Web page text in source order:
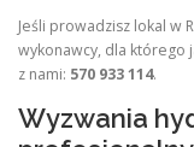
Jeśli prowadzisz lokal w
wykonawcy, dla którego
z nami: 570 933 114.
Wyzwania